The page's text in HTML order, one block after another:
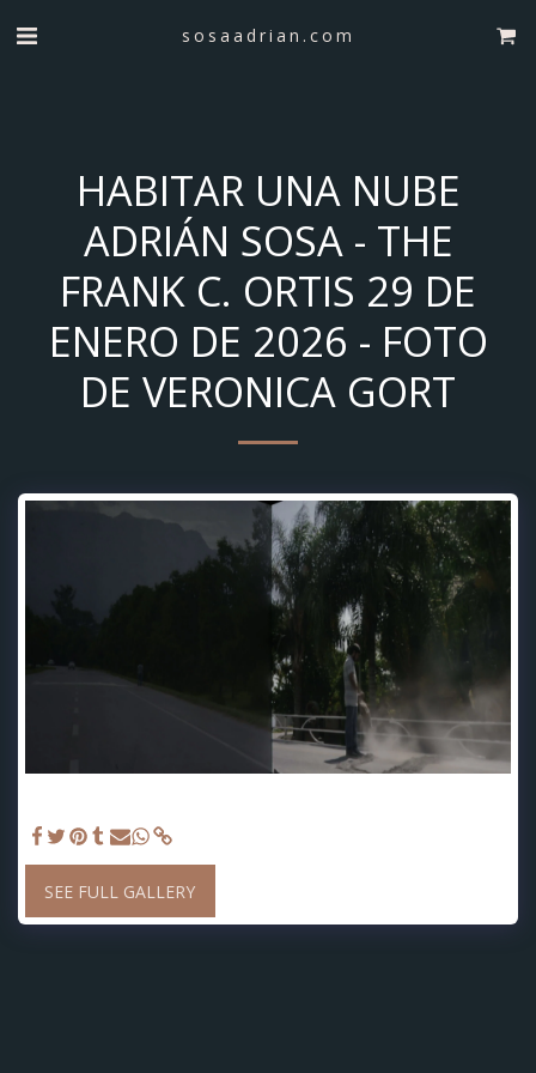
sosaadrian.com
HABITAR UNA NUBE
ADRIÁN SOSA - THE
FRANK C. ORTIS 29 DE
ENERO DE 2026 - FOTO
DE VERONICA GORT
SEE FULL GALLERY